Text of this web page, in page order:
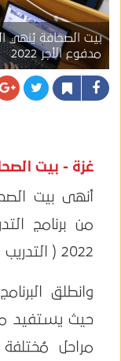
بيت الصحافة يُنهي
مدفوع الأجر 2022
غزة - بيت
أنهى بيت
من برنامج
2022 ( التدريب على رأس العمل).